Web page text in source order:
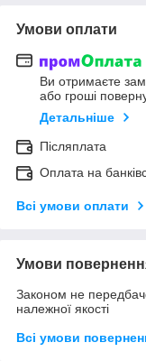
Умови оплати
Ви отримаєте
або гроші
Детальніше
Післяплата
Оплата на
Всі умови оплати
Умови
Законом не
належної якості
Всі умови